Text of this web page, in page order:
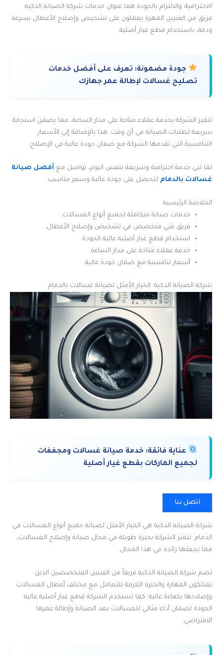
الاحترافية والالتزام بالجودة هما عنوان خدمات شركة الصيانة الذكية.
فريق من الفنيين المهرة يعملون على تشخيص وإصلاح الأعطال بسرعة
ودقة، باستخدام قطع غيار أصلية.
جودة مضمونة: تعرف على أفضل خدمات
تصليح غسالات لإطالة عمر جهازك
تتميز الشركة بخدمة عملاء متاحة على مدار الساعة، مما يضمن استجابة
سريعة لطلبات الصيانة في أي وقت. هذا بالإضافة إلى الأسعار
التنافسية التي تقدمها الشركة مع ضمان جودة عالية في الإصلاح.
لما تبي خدمة احترافية وسريعة بنفس اليوم، تواصل مع أفضل صيانة
غسالات بالدمام لتحصل على جودة عالية وسعر مناسب.
الخلاصة الرئيسية
خدمات صيانة متكاملة لجميع أنواع الغسالات.
فريق فني متخصص في تشخيص وإصلاح الأعطال.
استخدام قطع غيار أصلية عالية الجودة.
خدمة عملاء متاحة على مدار الساعة.
أسعار تنافسية مع ضمان جودة عالية.
شركة الصيانة الذكية: الخيار الأمثل لصيانة غسالات بالدمام
عناية فائقة: خدمة صيانة غسالات ومجففات
لجميع الماركات بقطع غيار أصلية
اتصل بنا
شركة الصيانة الذكية هي الخيار الأمثل لصيانة جميع أنواع الغسالات في
الدمام. تتميز الشركة بخبرة طويلة في مجال صيانة وإصلاح الغسالات،
مما يجعلها رائدة في هذا المجال.
تضم شركة الصيانة الذكية فريقاً من الفنيين المتخصصين الذين
يمتلكون المهارة والخبرة اللازمة للتعامل مع مختلف أعطال الغسالات
وإصلاحها بكفاءة عالية. كما تستخدم الشركة قطع غيار أصلية عالية
الجودة لضمان أداء مثالي للغسالات بعد الصيانة وإطالة عمرها
الافتراضي.